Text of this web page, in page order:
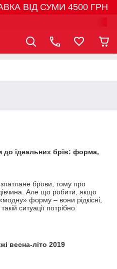
ВІД СУМИ 4500 ГРН
до ідеальних брів: форма,
брови, тому про
Але що робити, якщо
форму – вони рідкісні,
ситуації потрібно
весна-літо 2019